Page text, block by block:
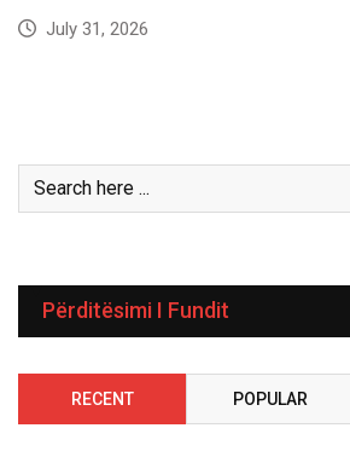
July 31, 2026
Përditësimi I Fundit
RECENT POPULAR